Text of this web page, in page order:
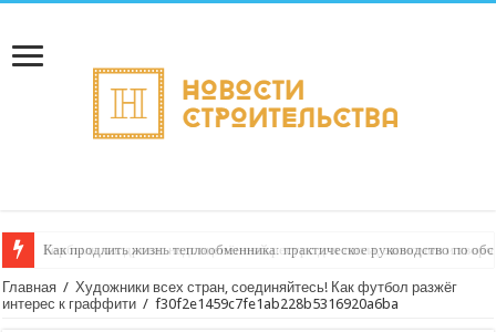
Как продлить жизнь теплообменника: практическое руководство по
Горбыль как дрова: недооценённый ресурс для тепла, экономии и
Главная / Художники всех стран, соединяйтесь! Как футбол разжёг
интерес к граффити / f30f2e1459c7fe1ab228b5316920a6ba